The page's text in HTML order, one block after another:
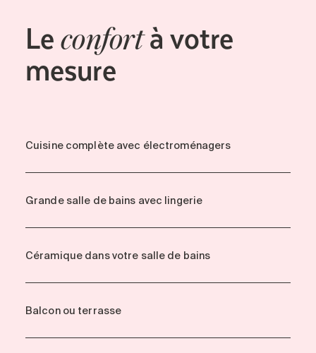
Leconfortà votre
mesure
Cuisine complète avec électroménagers
Grande salle de bains avec lingerie
Céramique dans votre salle de bains
Balcon ou terrasse